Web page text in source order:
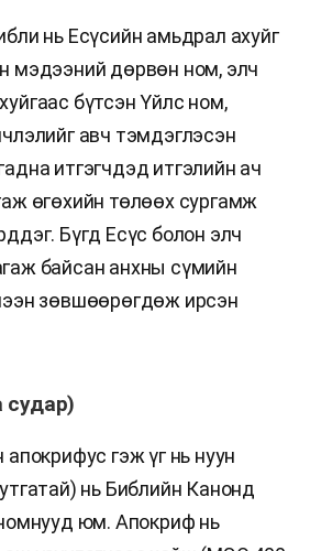
нь Есүсийн амьдрал ахуйг
мэдээний дөрвөн ном, элч
бүтсэн Үйлс ном,
авч тэмдэглэсэн
итгэгчдэд итгэлийн ач
өгөхийн төлөөх сургамж
Бүгд Есүс болон элч
байсан анхны сүмийн
зөвшөөрөгдөж ирсэн
судар)
гэж үг нь нуун
нь Библийн Канонд
юм. Апокриф нь